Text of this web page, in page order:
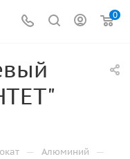
0
— Алюминий —